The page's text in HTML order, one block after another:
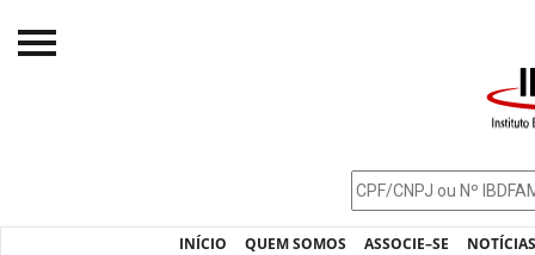
INÍCIO QUEM SOMOS ASSOCIE–SE